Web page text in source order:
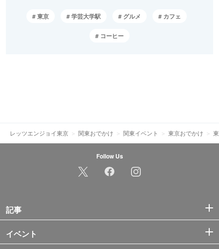
東京 学芸大学駅 グルメ カフェ
コーヒー
レッツエンジョイ東京 関東おでかけ 関東イベント 東京おでかけ
Follow Us
記事
イベント